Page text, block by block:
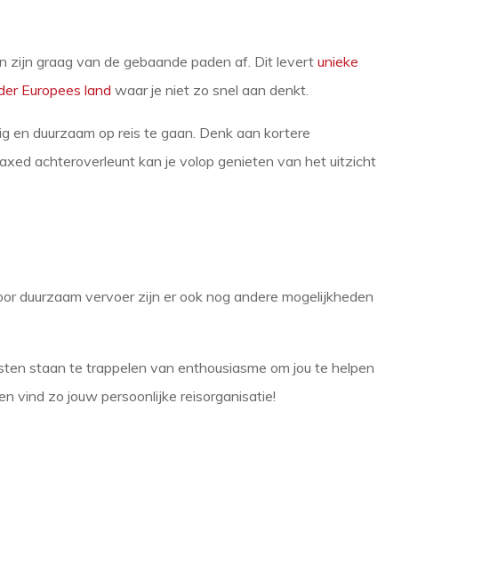
zijn graag van de gebaande paden af. Dit levert unieke
Europees land waar je niet zo snel aan denkt.
en duurzaam op reis te gaan. Denk aan kortere
achteroverleunt kan je volop genieten van het uitzicht
duurzaam vervoer zijn er ook nog andere mogelijkheden
staan te trappelen van enthousiasme om jou te helpen
vind zo jouw persoonlijke reisorganisatie!